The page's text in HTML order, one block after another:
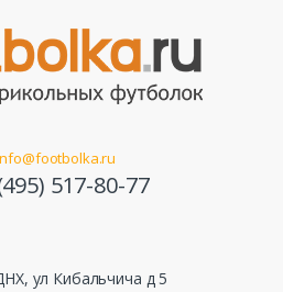
517-80-77
ул Кибальчича д 5